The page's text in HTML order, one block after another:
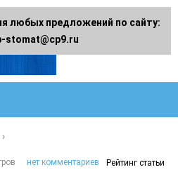
нет комментариев Рейтинг статьи
любых предложений по сайту:
stomat@cp9.ru